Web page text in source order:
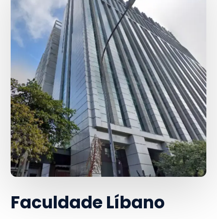
Faculdade Líbano